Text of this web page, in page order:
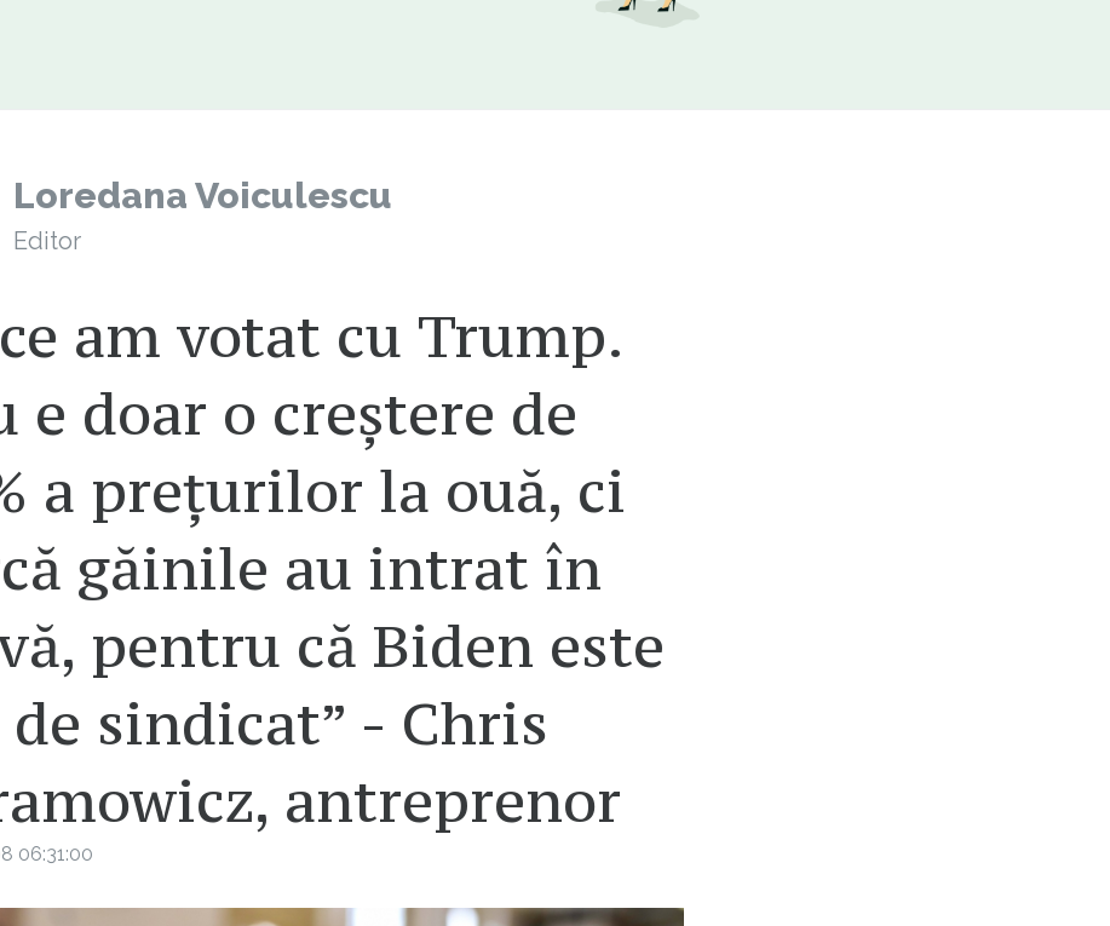
Loredana Voiculescu
Editor
am votat cu Trump.
e doar o creștere de
a prețurilor la ouă, ci
găinile au intrat în
pentru că Biden este
sindicat” - Chris
antreprenor
06:31:00